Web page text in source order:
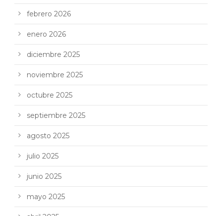
febrero 2026
enero 2026
diciembre 2025
noviembre 2025
octubre 2025
septiembre 2025
agosto 2025
julio 2025
junio 2025
mayo 2025